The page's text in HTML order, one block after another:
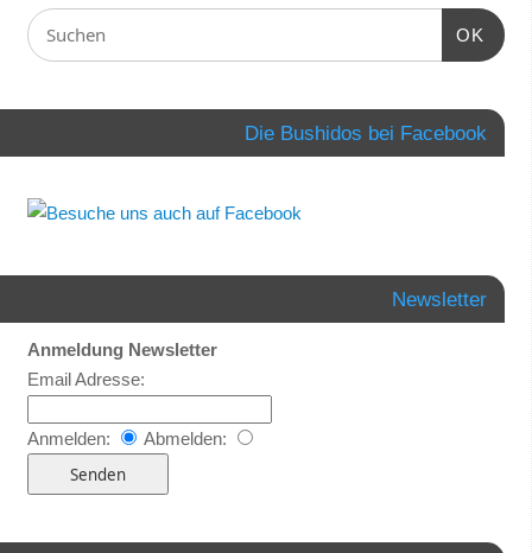
OK
Die Bushidos bei Facebook
Newsletter
Anmeldung Newsletter
Email Adresse:
Anmelden: Abmelden: